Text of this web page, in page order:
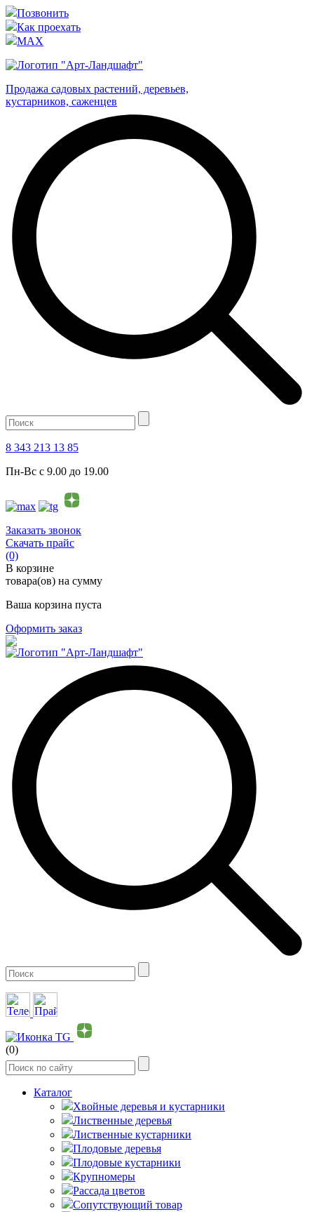
Позвонить
Как проехать
MAX
Продажа садовых растений, деревьев,
кустарников, саженцев
8 343 213 13 85
Пн-Вс с 9.00 до 19.00
Заказать звонок
Скачать прайс
(0)
В корзине
товара(ов) на сумму
Ваша корзина пуста
Оформить заказ
(0)
Каталог
Хвойные деревья и кустарники
Лиственные деревья
Лиственные кустарники
Плодовые деревья
Плодовые кустарники
Крупномеры
Рассада цветов
Сопутствующий товар